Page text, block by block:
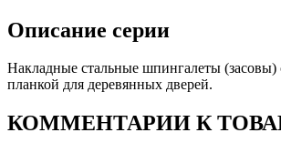
Описание серии
Накладные стальные шпингалеты (засовы)
планкой для деревянных дверей.
КОММЕНТАРИИ К